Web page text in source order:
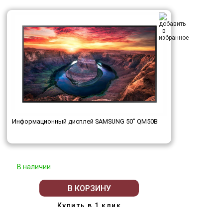
Информационный дисплей SAMSUNG 50" QM50B
В наличии
В КОРЗИНУ